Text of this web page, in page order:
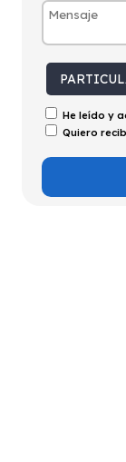
He leído y
Quiero